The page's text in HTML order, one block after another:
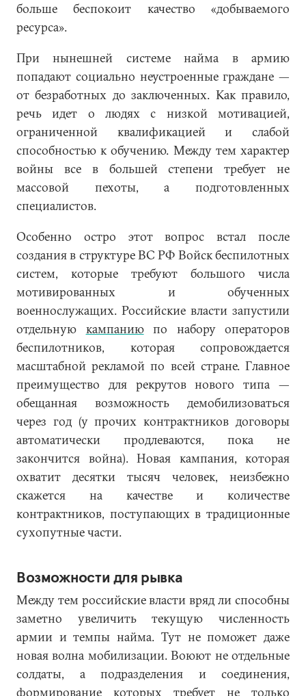
больше беспокоит качество «добываемого
ресурса».
При нынешней системе найма в армию
попадают социально неустроенные граждане —
от безработных до заключенных. Как правило,
речь идет о людях с низкой мотивацией,
ограниченной квалификацией и слабой
способностью к обучению. Между тем характер
войны все в большей степени требует не
массовой пехоты, а подготовленных
специалистов.
Особенно остро этот вопрос встал после
создания в структуре ВС РФ Войск беспилотных
систем, которые требуют большого числа
мотивированных и обученных
военнослужащих. Российские власти запустили
отдельную кампаниюпо набору операторов
беспилотников, которая сопровождается
масштабной рекламой по всей стране. Главное
преимущество для рекрутов нового типа —
обещанная возможность демобилизоваться
через год (у прочих контрактников договоры
автоматически продлеваются, пока не
закончится война). Новая кампания, которая
охватит десятки тысяч человек, неизбежно
скажется на качестве и количестве
контрактников, поступающих в традиционные
сухопутные части.
Возможности для рывка
Между тем российские власти вряд ли способны
заметно увеличить текущую численность
армии и темпы найма. Тут не поможет даже
новая волна мобилизации. Воюют не отдельные
солдаты, а подразделения и соединения,
формирование которых требует не только